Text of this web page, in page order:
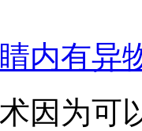
内有异
因为可